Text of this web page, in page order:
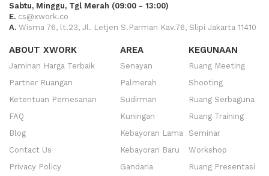
Sabtu, Minggu, Tgl Merah (09:00 - 13:00)
E. cs@xwork.co
A. Wisma 76, lt.23, Jl. Letjen S.Parman Kav.76, Slipi Jakarta 11410
ABOUT XWORK
Jaminan Harga Terbaik
Partner Ruangan
Ketentuan Pemesanan
FAQ
Blog
Contact Us
Privacy Policy
AREA
Senayan
Palmerah
Sudirman
Kuningan
Kebayoran Lama
Kebayoran Baru
Gandaria
KEGUNAAN
Ruang Meeting
Shooting
Ruang Serbaguna
Ruang Training
Seminar
Workshop
Ruang Presentasi